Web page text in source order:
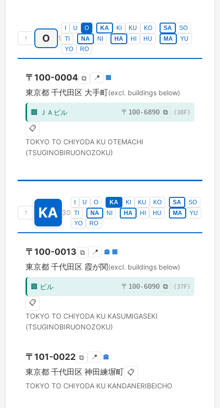
↑ O 1
U O KA KI KU KO SA
SO
TI
NA NI HA HI HU MA
YU
YO
RO
〒 100-0004 ⧉ 📍 🏢
東京都 千代田区 大手町(excl. buildings below)
🏢 ＪＡビル 〒 100-6890 ⧉ ( 38F)
📋
TOKYO TO CHIYODA KU OTEMACHI
(TSUGINOBIRUONOZOKU)
↑ KA 30
U O KA KI KU KO SA
SO
TI
NA NI HA HI HU MA
YU
YO
RO
〒 100-0013 ⧉ 📍 🏣 🏢
東京都 千代田区 霞が関(excl. buildings below)
🏢 ビル 〒 100-6090 ⧉ ( 37F)
📋
TOKYO TO CHIYODA KU KASUMIGASEKI
(TSUGINOBIRUONOZOKU)
〒 101-0022 ⧉ 📍 🏣
東京都 千代田区 神田練塀町 📋
TOKYO TO CHIYODA KU KANDANERIBEICHO